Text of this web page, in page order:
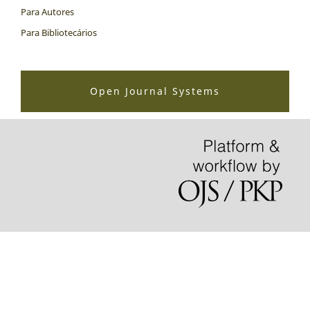
Para Autores
Para Bibliotecários
Open Journal Systems